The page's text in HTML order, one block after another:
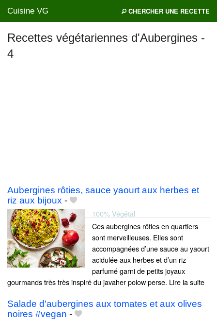
Cuisine VG CHERCHER UNE RECETTE
Recettes végétariennes d'Aubergines -
4
Aubergines rôties, sauce yaourt aux herbes et
riz aux bijoux -
100% Végétal
Ces aubergines rôties en quartiers
sont merveilleuses. Elles sont
accompagnées d’une sauce au yaourt
acidulée aux herbes et d’un riz
parfumé garni de petits joyaux
gourmands très très inspiré du javaher polow perse. Lire la suite
Salade d'aubergines aux tomates et aux olives
noires #vegan -